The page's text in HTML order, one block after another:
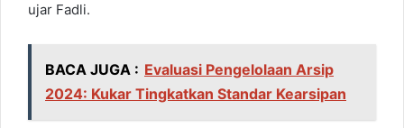
ujar Fadli.
BACA JUGA : Evaluasi Pengelolaan Arsip
2024: Kukar Tingkatkan Standar Kearsipan